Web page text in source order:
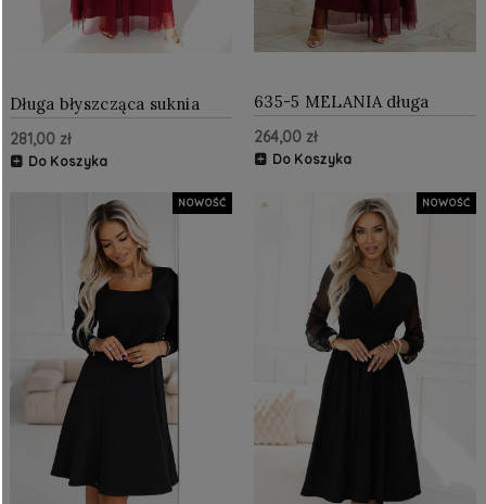
Długa błyszcząca suknia
wieczorowa na jedno ramię
- burgund
281,00 zł
Do Koszyka
635-5 MELANIA długa
błyszcząca suknia z
dekoltem i krótkim
rękawkiem - bordowa
264,00 zł
Do Koszyka
NOWOŚĆ NOWOŚĆ